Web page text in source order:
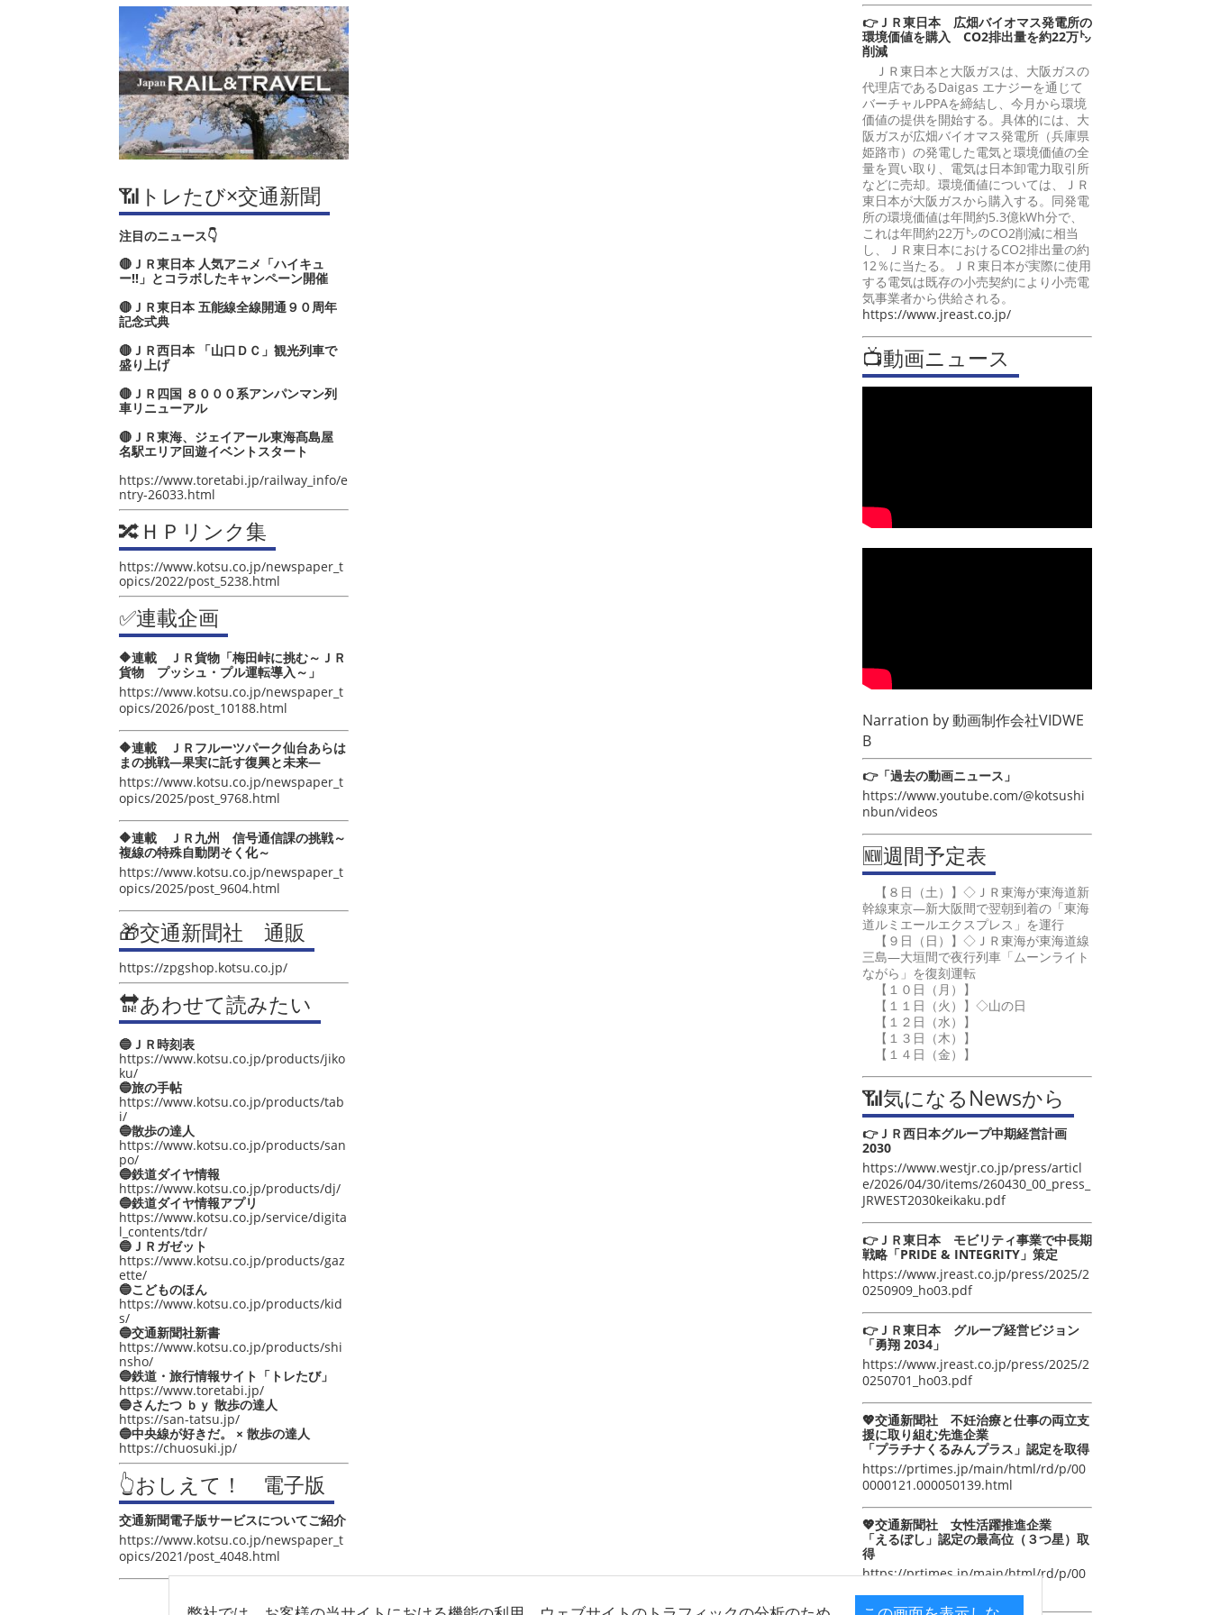
📶トレたび×交通新聞
注目のニュース👇
🔴ＪＲ東日本 人気アニメ「ハイキュ
ー‼」とコラボしたキャンペーン開催
🔴ＪＲ東日本 五能線全線開通９０周年
記念式典
🔴ＪＲ西日本 「山口ＤＣ」観光列車で
盛り上げ
🔴ＪＲ四国 ８０００系アンパンマン列
車リニューアル
🔴ＪＲ東海、ジェイアール東海髙島屋
名駅エリア回遊イベントスタート
https://www.toretabi.jp/railway_info/e
ntry-26033.html
🔀ＨＰリンク集
https://www.kotsu.co.jp/newspaper_t
opics/2022/post_5238.html
✅連載企画
🔶連載 ＪＲ貨物「梅田峠に挑む～ＪＲ
貨物 プッシュ・プル運転導入～」
https://www.kotsu.co.jp/newspaper_t
opics/2026/post_10188.html
🔶連載 ＪＲフルーツパーク仙台あらは
まの挑戦―果実に託す復興と未来―
https://www.kotsu.co.jp/newspaper_t
opics/2025/post_9768.html
🔶連載 ＪＲ九州 信号通信課の挑戦～
複線の特殊自動閉そく化～
https://www.kotsu.co.jp/newspaper_t
opics/2025/post_9604.html
🎁交通新聞社 通販
https://zpgshop.kotsu.co.jp/
🔛あわせて読みたい
🔵ＪＲ時刻表
https://www.kotsu.co.jp/products/jiko
ku/
🔵旅の手帖
https://www.kotsu.co.jp/products/tab
i/
🔵散歩の達人
https://www.kotsu.co.jp/products/san
po/
🔵鉄道ダイヤ情報
https://www.kotsu.co.jp/products/dj/
🔵鉄道ダイヤ情報アプリ
https://www.kotsu.co.jp/service/digita
l_contents/tdr/
🔵ＪＲガゼット
https://www.kotsu.co.jp/products/gaz
ette/
🔵こどものほん
https://www.kotsu.co.jp/products/kid
s/
🔵交通新聞社新書
https://www.kotsu.co.jp/products/shi
nsho/
🔵鉄道・旅行情報サイト「トレたび」
https://www.toretabi.jp/
🔵さんたつ ｂｙ 散歩の達人
https://san-tatsu.jp/
🔵中央線が好きだ。 × 散歩の達人
https://chuosuki.jp/
👆おしえて！ 電子版
交通新聞電子版サービスについてご紹介
https://www.kotsu.co.jp/newspaper_t
opics/2021/post_4048.html
👉ＪＲ東日本 広畑バイオマス発電所の
環境価値を購入 CO2排出量を約22万㌧
削減
ＪＲ東日本と大阪ガスは、大阪ガスの
代理店であるDaigas エナジーを通じて
バーチャルPPAを締結し、今月から環境
価値の提供を開始する。具体的には、大
阪ガスが広畑バイオマス発電所（兵庫県
姫路市）の発電した電気と環境価値の全
量を買い取り、電気は日本卸電力取引所
などに売却。環境価値については、ＪＲ
東日本が大阪ガスから購入する。同発電
所の環境価値は年間約5.3億kWh分で、
これは年間約22万㌧のCO2削減に相当
し、ＪＲ東日本におけるCO2排出量の約
12％に当たる。ＪＲ東日本が実際に使用
する電気は既存の小売契約により小売電
気事業者から供給される。
https://www.jreast.co.jp/
📺動画ニュース
Narration by動画制作会社VIDWE
B
👉「過去の動画ニュース」
https://www.youtube.com/@kotsushi
nbun/videos
🆕週間予定表
【８日（土）】◇ＪＲ東海が東海道新
幹線東京―新大阪間で翌朝到着の「東海
道ルミエールエクスプレス」を運行
【９日（日）】◇ＪＲ東海が東海道線
三島―大垣間で夜行列車「ムーンライト
ながら」を復刻運転
【１０日（月）】
【１１日（火）】◇山の日
【１２日（水）】
【１３日（木）】
【１４日（金）】
📶気になるNewsから
👉ＪＲ西日本グループ中期経営計画
2030
https://www.westjr.co.jp/press/articl
e/2026/04/30/items/260430_00_press_
JRWEST2030keikaku.pdf
👉ＪＲ東日本 モビリティ事業で中長期
戦略「PRIDE & INTEGRITY」策定
https://www.jreast.co.jp/press/2025/2
0250909_ho03.pdf
👉ＪＲ東日本 グループ経営ビジョン
「勇翔 2034」
https://www.jreast.co.jp/press/2025/2
0250701_ho03.pdf
💖交通新聞社 不妊治療と仕事の両立支
援に取り組む先進企業
「プラチナくるみんプラス」認定を取得
https://prtimes.jp/main/html/rd/p/00
0000121.000050139.html
💖交通新聞社 女性活躍推進企業
「えるぼし」認定の最高位（３つ星）取
得
https://prtimes.jp/main/html/rd/p/00